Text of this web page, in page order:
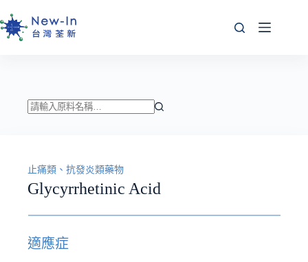
至
主
符
合
的
止痛類、抗發炎類藥物
Glycyrrhetinic Acid
適應症